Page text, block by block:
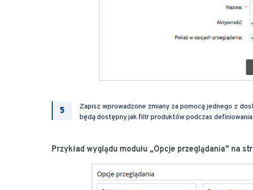
Zapisz wprowadzone zmiany za pomocą jednego z
będą dostępny jak filtr produktów podczas
Przykład wyglądu modułu „Opcje przeglądania” na